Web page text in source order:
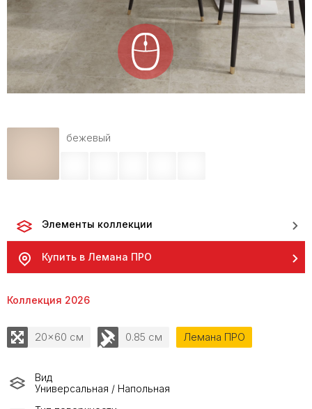
бежевый
Элементы коллекции
Купить в Лемана ПРО
Коллекция 2026
20x60 см 0.85 см Лемана ПРО
Вид
Универсальная / Напольная